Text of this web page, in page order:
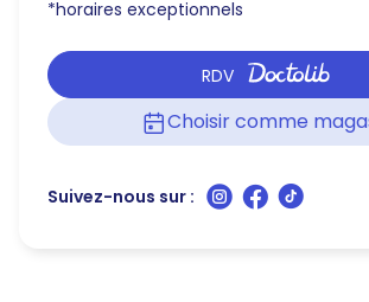
*horaires exceptionnels
RDV
Choisir comme
Suivez-nous sur :